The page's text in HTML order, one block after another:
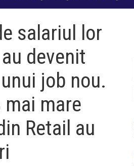
salariul lor
devenit
job nou.
mare
Retail au